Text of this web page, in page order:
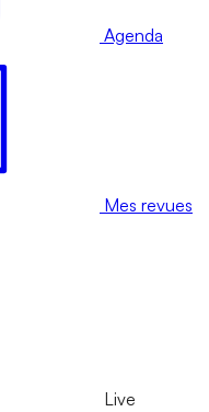
Agenda
Mes revues
Live